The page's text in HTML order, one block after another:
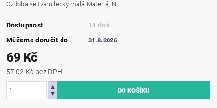
Ozdoba ve tvaru lebky malá.Materiál:Ni
Dostupnost
14 dnů
Můžeme doručit do
31.8.2026
69 Kč
57,02 Kč bez DPH